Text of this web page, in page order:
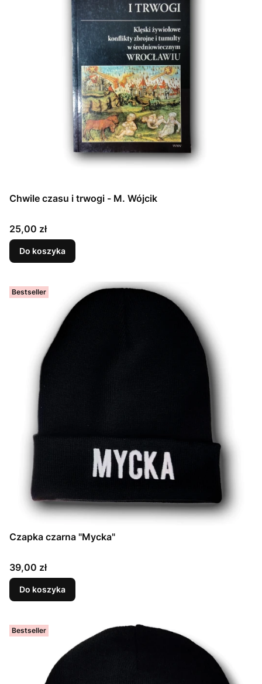
Chwile czasu i trwogi - M. Wójcik
Cena
25,00 zł
Do koszyka
Bestseller
Czapka czarna "Mycka"
Cena
39,00 zł
Do koszyka
Bestseller